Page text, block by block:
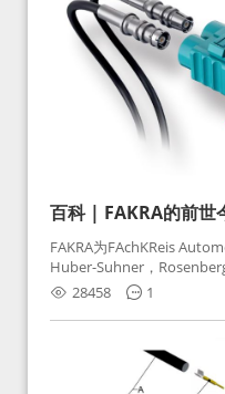
百科 | FAKRA的前世
FAKRA为FAchKReis
Huber-Suhner，
Huber-Suhner相关连接器
Rosenberger）缩写。起
接，如今FAKRA已成为汽
28458 1